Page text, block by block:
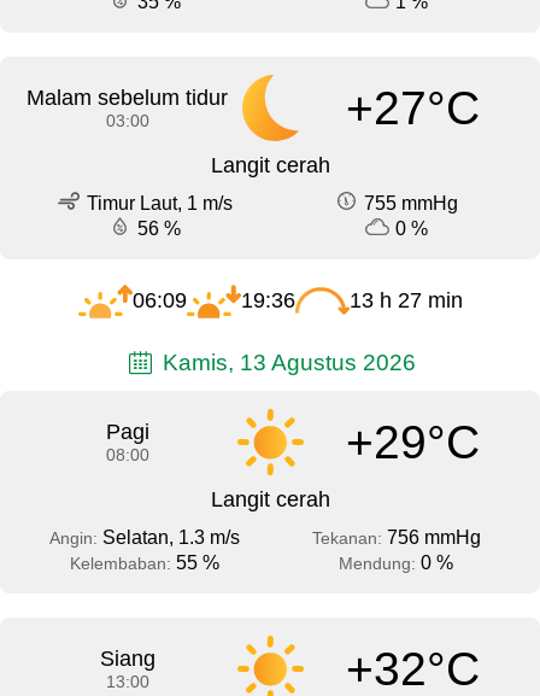
Malam sebelum tidur
03:00 +27°C
Langit cerah
Timur Laut, 1 m/s
755 mmHg
56 %
0 %
06:09 19:36 13 h 27 min
Kamis, 13 Agustus 2026
Pagi
08:00 +29°C
Langit cerah
Angin: Selatan, 1.3 m/s Tekanan: 756 mmHg
Kelembaban: 55 % Mendung: 0 %
Siang
13:00 +32°C